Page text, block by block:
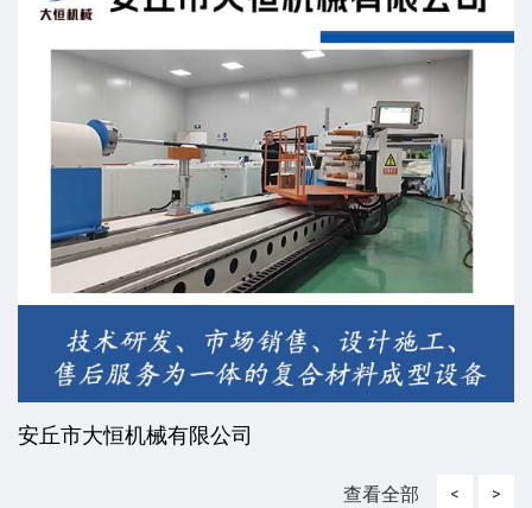
大恒机械有限公司
查看全部 < >